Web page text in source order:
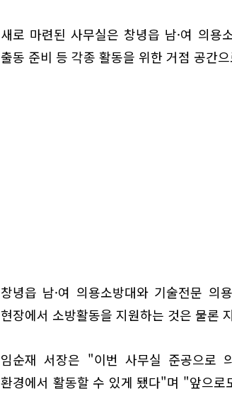
새로 마련된 사무실은 창녕읍 남·여 의용
출동 준비 등 각종 활동을 위한 거점 공간
창녕읍 남·여 의용소방대와 기술전문 의
현장에서 소방활동을 지원하는 것은 물론
임순재 서장은 "이번 사무실 준공으로
환경에서 활동할 수 있게 됐다"며 "앞으로